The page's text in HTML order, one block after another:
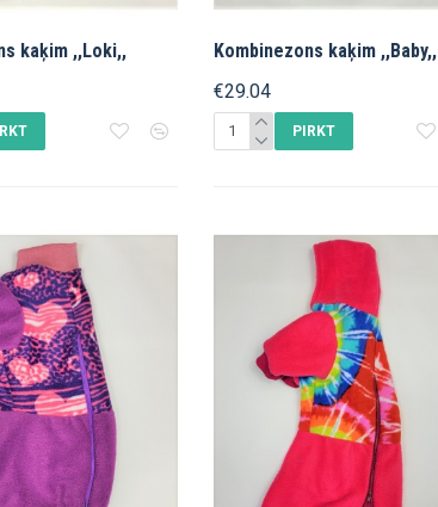
kaķim ,,Loki,,
Kombinezons kaķim ,,Baby,,
€29.04
PIRKT